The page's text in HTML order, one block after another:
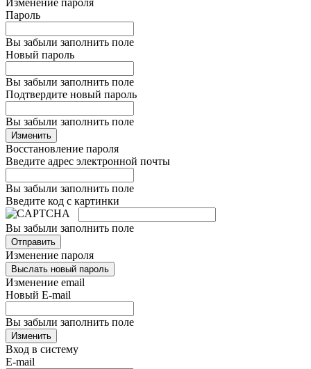
Изменение пароля
Пароль
Вы забыли заполнить поле
Новый пароль
Вы забыли заполнить поле
Подтвердите новый пароль
Вы забыли заполнить поле
Изменить
Восстановление пароля
Введите адрес электронной почты
Вы забыли заполнить поле
Введите код с картинки
Вы забыли заполнить поле
Отправить
Изменение пароля
Выслать новый пароль
Изменение email
Новый E-mail
Вы забыли заполнить поле
Изменить
Вход в систему
E-mail